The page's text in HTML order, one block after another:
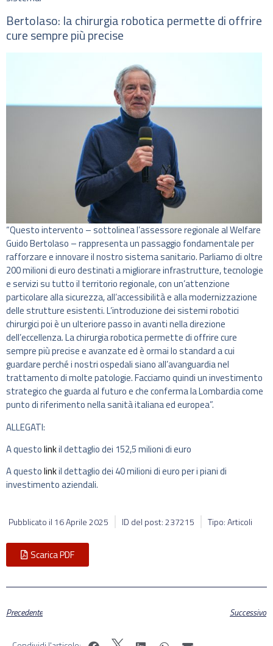
Bertolaso: la chirurgia robotica permette di offrire
cure sempre più precise
“Questo intervento – sottolinea l’assessore regionale al Welfare
Guido Bertolaso – rappresenta un passaggio fondamentale per
rafforzare e innovare il nostro sistema sanitario. Parliamo di oltre
200 milioni di euro destinati a migliorare infrastrutture, tecnologie
e servizi su tutto il territorio regionale, con un’attenzione
particolare alla sicurezza, all’accessibilità e alla modernizzazione
delle strutture esistenti. L’introduzione dei sistemi robotici
chirurgici poi è un ulteriore passo in avanti nella direzione
dell’eccellenza. La chirurgia robotica permette di offrire cure
sempre più precise e avanzate ed è ormai lo standard a cui
guardare perché i nostri ospedali siano all’avanguardia nel
trattamento di molte patologie. Facciamo quindi un investimento
strategico che guarda al futuro e che conferma la Lombardia come
punto di riferimento nella sanità italiana ed europea”.
ALLEGATI:
A questolinkil dettaglio dei 152,5 milioni di euro
A questolinkil dettaglio dei 40 milioni di euro per i piani di
investimento aziendali.
Pubblicato il 16 Aprile 2025 ID del post: 237215 Tipo: Articoli
Scarica PDF
Precedente Successivo